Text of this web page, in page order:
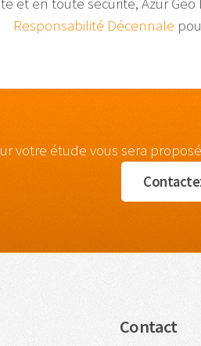
et en toute sécurité, Azur Géo
Responsabilité Décennale
votre étude vous sera
Contact